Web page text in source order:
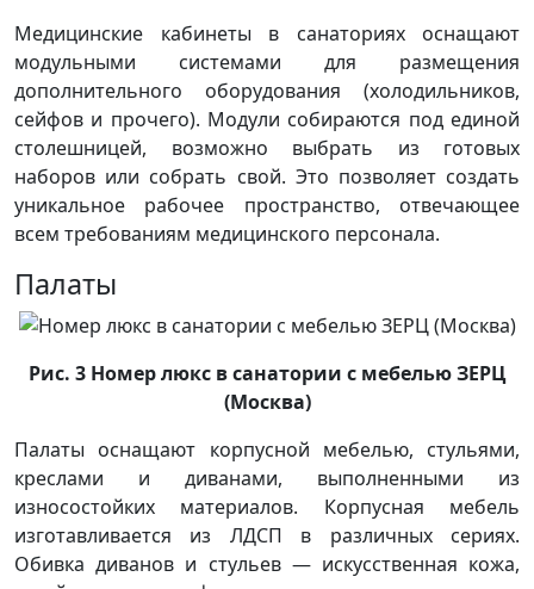
Медицинские кабинеты в санаториях оснащают
модульными системами для размещения
дополнительного оборудования (холодильников,
сейфов и прочего). Модули собираются под единой
столешницей, возможно выбрать из готовых
наборов или собрать свой. Это позволяет создать
уникальное рабочее пространство, отвечающее
всем требованиям медицинского персонала.
Палаты
Рис. 3 Номер люкс в санатории с мебелью ЗЕРЦ
(Москва)
Палаты оснащают корпусной мебелью, стульями,
креслами и диванами, выполненными из
износостойких материалов. Корпусная мебель
изготавливается из ЛДСП в различных сериях.
Обивка диванов и стульев — искусственная кожа,